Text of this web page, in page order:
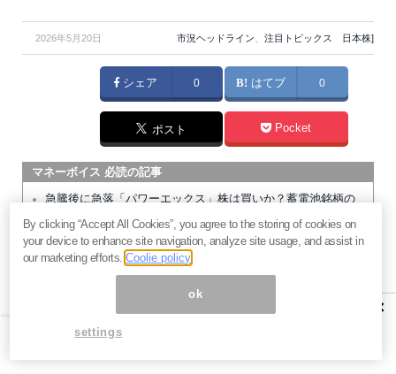
2026年5月20日 市況ヘッドライン、 注目トピックス 日本株]
シェア 0 はてブ 0
ポスト Pocket
マネーボイス 必読の記事
急騰後に急落「パワーエックス」株は買いか？蓄電池銘柄の
将来性とリスク
過去最高益「サンリオ」は買いか？決算で見えた“強い事
業”と“脆い統治”の同居
「蓄電所」設置ブームで恩恵！株価上昇が見込める日本企業4
×
By clicking “Accept All Cookies”, you agree to the storing of cookies on
your device to enhance site navigation, analyze site usage, and assist in
our marketing efforts.Coolie policy
ok
settings